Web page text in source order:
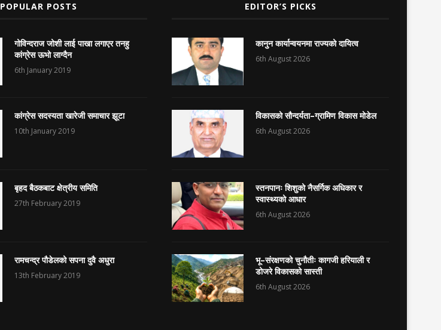
POPULAR POSTS
गोविन्दराज जोशी लाई पाखा लगाएर तनहु
कांग्रेस ऊभो लाग्दैन
6th January 2019
कांग्रेस सदस्यता खारेजी समाचार झूटा
10th January 2019
बृहद बैठकबाट क्षेत्रीय समिति
27th February 2019
रामचन्द्र पौडेलको सपना दुवै अधुरा
13th February 2019
EDITOR’S PICKS
कानुन कार्यान्वयनमा राज्यको दायित्व
6th August 2026
विकासको सौन्दर्यता–ग्रामिण विकास मोडेल
6th August 2026
स्तनपानः शिशुको नैसर्गिक अधिकार र
स्वास्थ्यको आधार
6th August 2026
भू–संरक्षणको चुनौतीः कागजी हरियाली र
डोजरे विकासको सास्ती
6th August 2026